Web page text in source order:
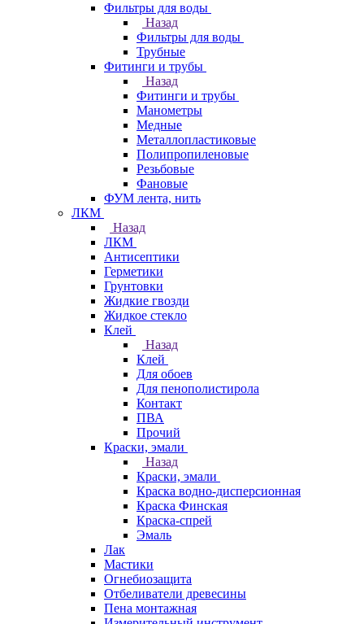
Фильтры для воды
Назад
Фильтры для воды
Трубные
Фитинги и трубы
Назад
Фитинги и трубы
Манометры
Медные
Металлопластиковые
Полипропиленовые
Резьбовые
Фановые
ФУМ лента, нить
ЛКМ
Назад
ЛКМ
Антисептики
Герметики
Грунтовки
Жидкие гвозди
Жидкое стекло
Клей
Назад
Клей
Для обоев
Для пенополистирола
Контакт
ПВА
Прочий
Краски, эмали
Назад
Краски, эмали
Краска водно-дисперсионная
Краска Финская
Краска-спрей
Эмаль
Лак
Мастики
Огнебиозащита
Отбеливатели древесины
Пена монтажная